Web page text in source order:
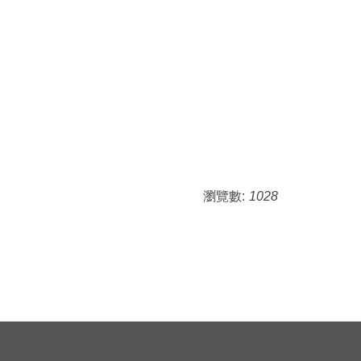
瀏覽數: 1028